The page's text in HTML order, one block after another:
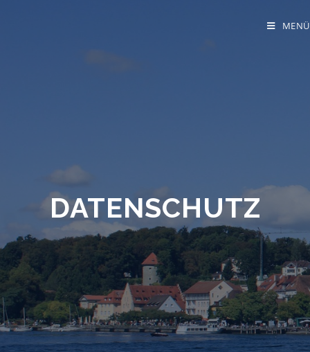
MENÜ
DATENSCHUTZ